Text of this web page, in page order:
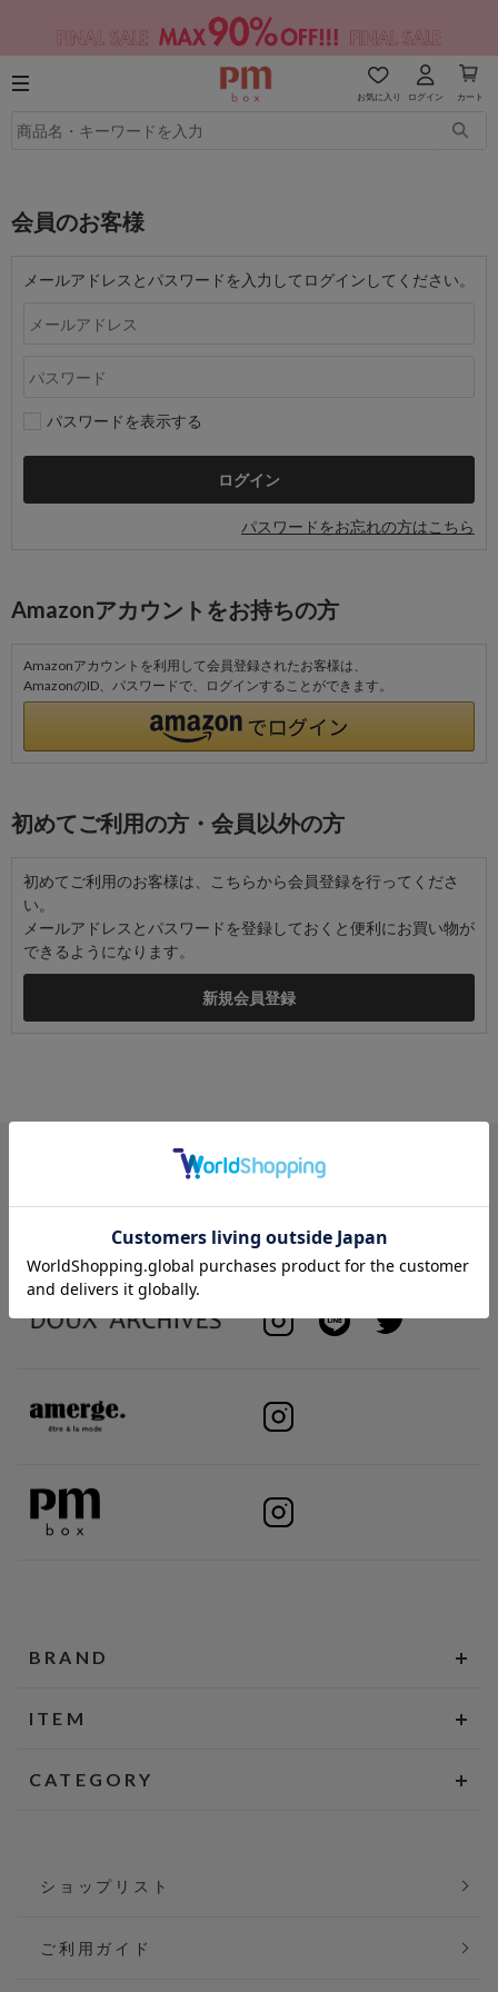
お気に入り ログイン カート
会員のお客様
メールアドレスとパスワードを入力してログインしてください。
パスワードを表示する
パスワードをお忘れの方はこちら
Amazonアカウントをお持ちの方
Amazonアカウントを利用して会員登録されたお客様は、
AmazonのID、パスワードで、ログインすることができます。
初めてご利用の方・会員以外の方
初めてご利用のお客様は、こちらから会員登録を行ってくださ
い。
メールアドレスとパスワードを登録しておくと便利にお買い物が
できるようになります。
BRAND
ITEM
CATEGORY
ショップリスト
ご利用ガイド